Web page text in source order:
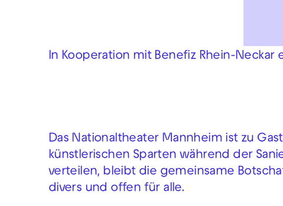
In Kooperation mit Benefiz Rhein-Neckar
Das Nationaltheater Mannheim ist zu
künstlerischen Sparten während der
verteilen, bleibt die gemeinsame
divers und offen für alle.